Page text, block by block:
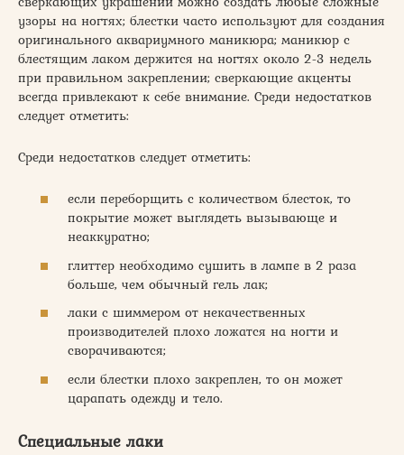
узоры на ногтях; блестки часто используют для создания
оригинального аквариумного маникюра; маникюр с
блестящим лаком держится на ногтях около 2-3 недель
при правильном закреплении; сверкающие акценты
всегда привлекают к себе внимание. Среди недостатков
следует отметить:
Среди недостатков следует отметить:
если переборщить с количеством блесток, то
покрытие может выглядеть вызывающе и
неаккуратно;
глиттер необходимо сушить в лампе в 2 раза
больше, чем обычный гель лак;
лаки с шиммером от некачественных
производителей плохо ложатся на ногти и
сворачиваются;
если блестки плохо закреплен, то он может
царапать одежду и тело.
Специальные лаки